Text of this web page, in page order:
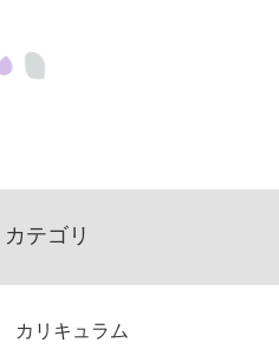
カテゴリ
カリキュラム